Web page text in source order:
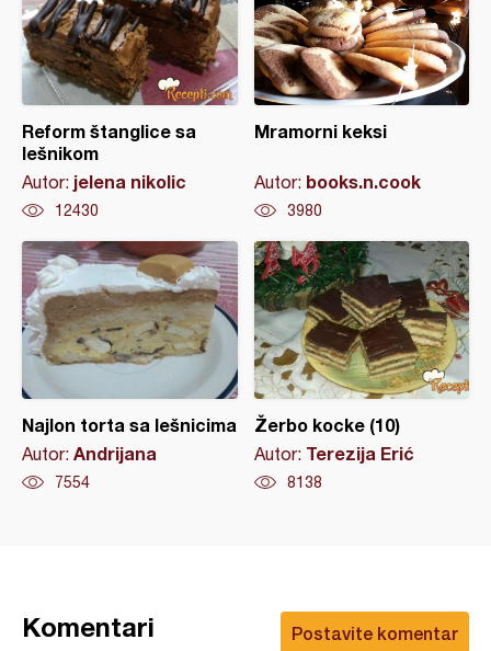
Reform štanglice sa
lešnikom
Autor: jelena nikolic
12430
Mramorni keksi
Autor: books.n.cook
3980
Najlon torta sa lešnicima
Autor: Andrijana
7554
Žerbo kocke (10)
Autor: Terezija Erić
8138
Postavite komentar
Komentari